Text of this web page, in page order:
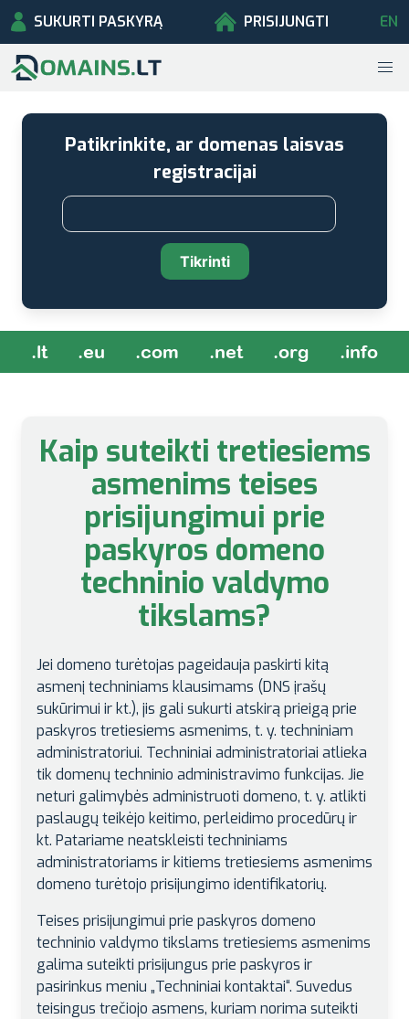
SUKURTI PASKYRĄ PRISIJUNGTI EN
Patikrinkite, ar domenas laisvas
registracijai
Tikrinti
.lt .eu .com .net .org .info
Kaip suteikti tretiesiems
asmenims teises
prisijungimui prie
paskyros domeno
techninio valdymo
tikslams?
Jei domeno turėtojas pageidauja paskirti kitą
asmenį techniniams klausimams (DNS įrašų
sukūrimui ir kt.), jis gali sukurti atskirą prieigą prie
paskyros tretiesiems asmenims, t. y. techniniam
administratoriui. Techniniai administratoriai atlieka
tik domenų techninio administravimo funkcijas. Jie
neturi galimybės administruoti domeno, t. y. atlikti
paslaugų teikėjo keitimo, perleidimo procedūrų ir
kt. Patariame neatskleisti techniniams
administratoriams ir kitiems tretiesiems asmenims
domeno turėtojo prisijungimo identifikatorių.
Teises prisijungimui prie paskyros domeno
techninio valdymo tikslams tretiesiems asmenims
galima suteikti prisijungus prie paskyros ir
pasirinkus meniu „Techniniai kontaktai“. Suvedus
teisingus trečiojo asmens, kuriam norima suteikti